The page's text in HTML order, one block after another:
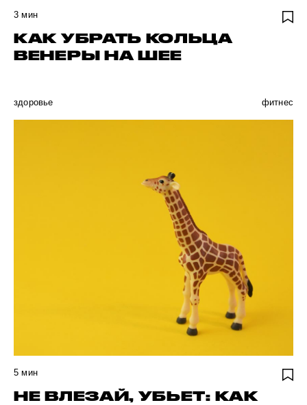
3 мин
КАК УБРАТЬ КОЛЬЦА
ВЕНЕРЫ НА ШЕЕ
здоровье фитнес
5 мин
НЕ ВЛЕЗАЙ, УБЬЕТ: КАК